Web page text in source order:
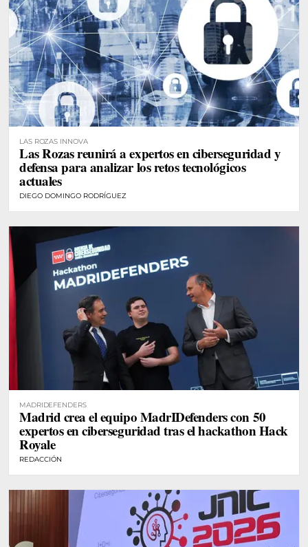
LAS ROZAS INNOVA
Las Rozas reunirá a expertos en ciberseguridad y
defensa para analizar los retos tecnológicos
actuales
DIEGO DOMINGO RODRÍGUEZ
MADRIDEFENDERS
Madrid crea el equipo MadrIDefenders con 50
expertos en ciberseguridad tras el hackathon Hack
Royale
REDACCIÓN